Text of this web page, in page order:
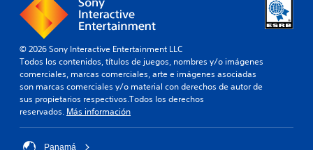
© 2026 Sony Interactive Entertainment LLC
Todos los contenidos, títulos de juegos, nombres y/o imágenes
comerciales, marcas comerciales, arte e imágenes asociadas
son marcas comerciales y/o material con derechos de autor de
sus propietarios respectivos.Todos los derechos
reservados. Más información
Panamá